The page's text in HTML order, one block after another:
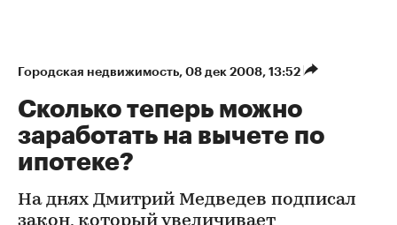
Городская недвижимость⁠, 08 дек 2008, 13:52
Сколько теперь можно
заработать на вычете по
ипотеке?
На днях Дмитрий Медведев подписал
закон, который увеличивает